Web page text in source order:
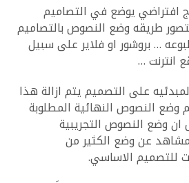
افتراضي يوضع في التصاميم
طريقه وضع النصوص بالتصاميم
… بروشور او فلاير على سبيل
انترنت …
على التصميم يتم ازالة هذا
وضع النصوص النهائية المطلوبة
وضع النصوص التجريبية
عن وضع الكثير من
للتصميم الاساسي.